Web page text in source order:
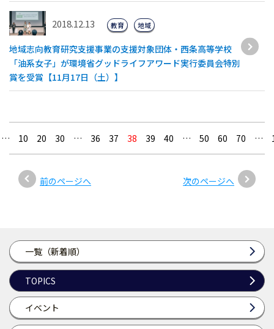
一覧（新着順）
TOPICS
イベント
2018.12.13
地域志向教育研究支援事業の支援対象団体・西条高等学校
「油系女子」が環境省グッドライフアワード実行委員会特別
賞を受賞【11月17日（土）】
教育 地域
前のページへ
… 10 20 30 … 36 37 38 39 40 … 50 60 70 …
次のページへ